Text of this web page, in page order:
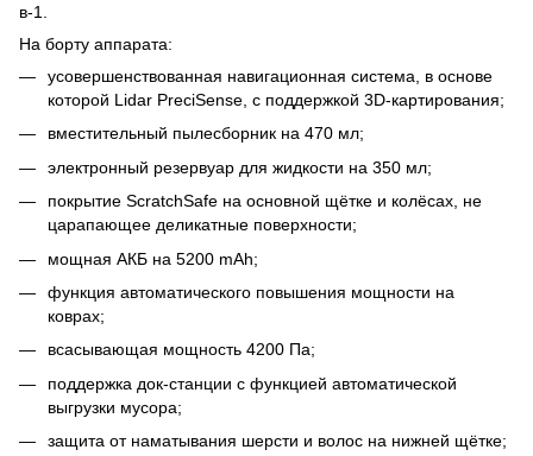
в-1.
На борту аппарата:
усовершенствованная навигационная система, в основе
которой Lidar PreciSense, с поддержкой 3D-картирования;
вместительный пылесборник на 470 мл;
электронный резервуар для жидкости на 350 мл;
покрытие ScratchSafe на основной щётке и колёсах, не
царапающее деликатные поверхности;
мощная АКБ на 5200 mAh;
функция автоматического повышения мощности на
коврах;
всасывающая мощность 4200 Па;
поддержка док-станции с функцией автоматической
выгрузки мусора;
защита от наматывания шерсти и волос на нижней щётке;